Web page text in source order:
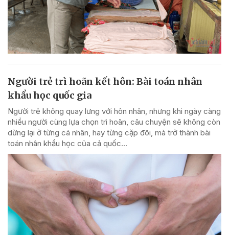
Người trẻ trì hoãn kết hôn: Bài toán nhân
khẩu học quốc gia
Người trẻ không quay lưng với hôn nhân, nhưng khi ngày càng
nhiều người cùng lựa chọn trì hoãn, câu chuyện sẽ không còn
dừng lại ở từng cá nhân, hay từng cặp đôi, mà trở thành bài
toán nhân khẩu học của cả quốc...